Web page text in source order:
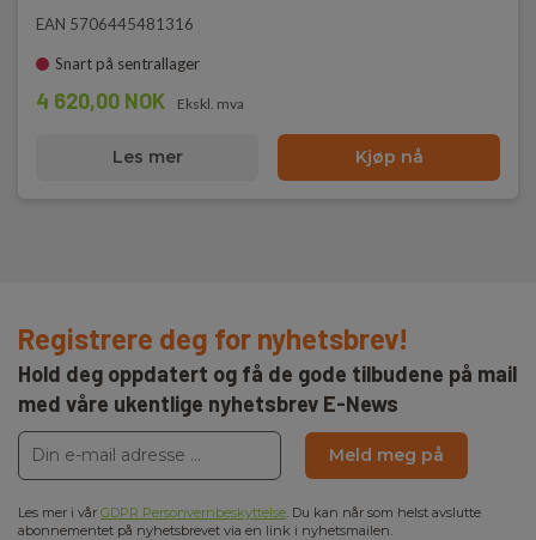
EAN 5706445481316
Snart på sentrallager
4 620,00 NOK Ekskl. mva
Les mer Kjøp nå
Registrere deg for nyhetsbrev!
Hold deg oppdatert og få de gode tilbudene på mail
med våre ukentlige nyhetsbrev E-News
Meld meg på
Les mer i vår GDPR Personvernbeskyttelse. Du kan når som helst avslutte
abonnementet på nyhetsbrevet via en link i nyhetsmailen.